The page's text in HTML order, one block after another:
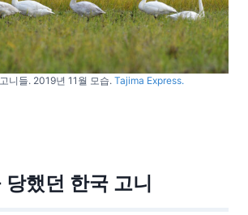
니들. 2019년 11월 모습. Tajima Express.
했던 한국 고니